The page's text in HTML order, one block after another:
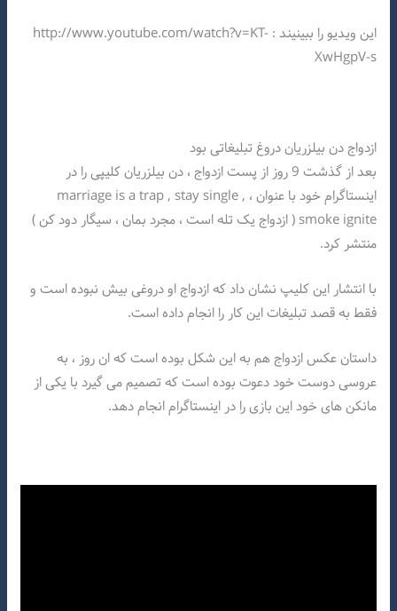
این ویدیو را ببینیند : http://www.youtube.com/watch?v=KT-
XwHgpV-s
ازدواج دن بیلزریان دروغ تبلیغاتی بود
بعد از گذشت 9 روز از پست ازدواج ، دن بیلزریان کلیپی را در
اینستاگرام خود با عنوان ، marriage is a trap , stay single ,
smoke ignite ( ازدواج یک تله است ، مجرد بمان ، سیگار دود کن )
منتشر کرد.
با انتشار این کلیپ نشان داد که ازدواج او دروغی بیش نبوده است و
فقط به قصد تبلیغات این کار را انجام داده است.
داستان عکس ازدواج هم به این شکل بوده است که ان روز ، به
عروسی دوست خود دعوت بوده است که تصمیم می گیرد با یکی از
مانکن های خود این بازی را در اینستاگرام انجام دهد.